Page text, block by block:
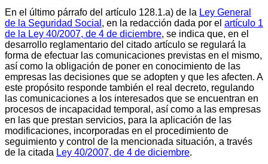
En el último párrafo del artículo 128.1.a) de la Ley General
de la Seguridad Social , en la redacción dada por el artículo 1
de la Ley 40/2007, de 4 de diciembre, se indica que, en el
desarrollo reglamentario del citado artículo se regulará la
forma de efectuar las comunicaciones previstas en el mismo,
así como la obligación de poner en conocimiento de las
empresas las decisiones que se adopten y que les afecten. A
este propósito responde también el real decreto, regulando
las comunicaciones a los interesados que se encuentran en
procesos de incapacidad temporal, así como a las empresas
en las que prestan servicios, para la aplicación de las
modificaciones, incorporadas en el procedimiento de
seguimiento y control de la mencionada situación, a través
de la citada Ley 40/2007, de 4 de diciembre.